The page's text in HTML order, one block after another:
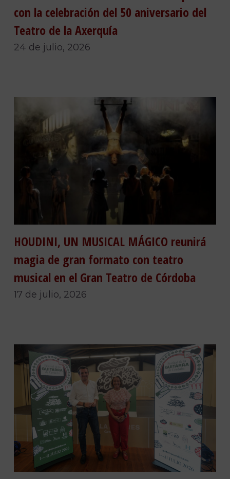
con la celebración del 50 aniversario del
Teatro de la Axerquía
24 de julio, 2026
HOUDINI, UN MUSICAL MÁGICO reunirá
magia de gran formato con teatro
musical en el Gran Teatro de Córdoba
17 de julio, 2026